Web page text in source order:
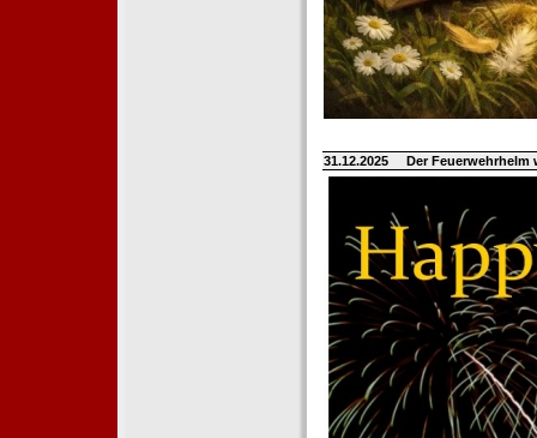
31.12.2025 Der